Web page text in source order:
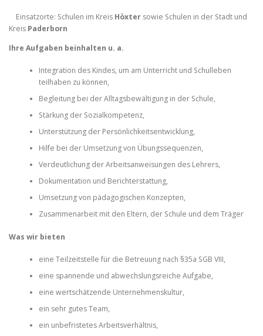
Einsatzorte: Schulen im Kreis Höxter sowie Schulen in der Stadt und
Kreis Paderborn
Ihre Aufgaben beinhalten u. a.
Integration des Kindes, um am Unterricht und Schulleben
teilhaben zu können,
Begleitung bei der Alltagsbewältigung in der Schule,
Stärkung der Sozialkompetenz,
Unterstützung der Persönlichkeitsentwicklung,
Hilfe bei der Umsetzung von Übungssequenzen,
Verdeutlichung der Arbeitsanweisungen des Lehrers,
Dokumentation und Berichterstattung,
Umsetzung von pädagogischen Konzepten,
Zusammenarbeit mit den Eltern, der Schule und dem Träger
Was wir bieten
eine Teilzeitstelle für die Betreuung nach §35a SGB VIII,
eine spannende und abwechslungsreiche Aufgabe,
eine wertschätzende Unternehmenskultur,
ein sehr gutes Team,
ein unbefristetes Arbeitsverhältnis,